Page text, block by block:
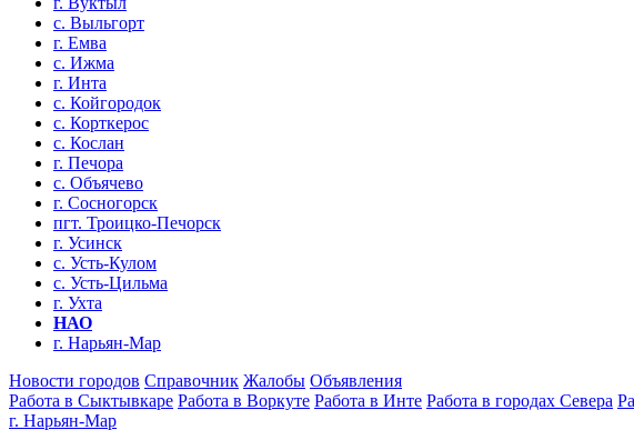
с. Выльгорт
г. Емва
с. Ижма
г. Инта
с. Койгородок
с. Корткерос
с. Кослан
г. Печора
с. Объячево
г. Сосногорск
пгт. Троицко-Печорск
г. Усинск
с. Усть-Кулом
с. Усть-Цильма
г. Ухта
НАО
г. Нарьян-Мар
Новости городов Справочник Жалобы Объявления
Работа в Сыктывкаре Работа в Воркуте Работа в Инте Работа в городах Севера
г. Нарьян-Мар